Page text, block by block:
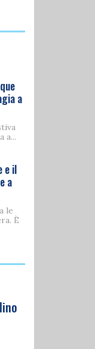
a
a...
e il
a
le
È